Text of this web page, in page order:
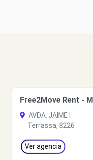
Free2Move Rent -
AVDA. JAIME I
Terrassa, 8226
Ver agencia